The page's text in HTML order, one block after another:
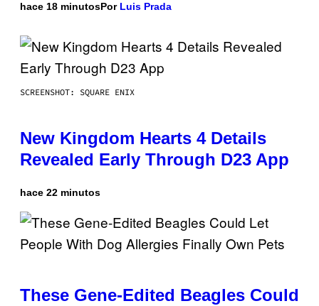
hace 18 minutosPor Luis Prada
SCREENSHOT: SQUARE ENIX
New Kingdom Hearts 4 Details
Revealed Early Through D23 App
hace 22 minutos
These Gene-Edited Beagles Could